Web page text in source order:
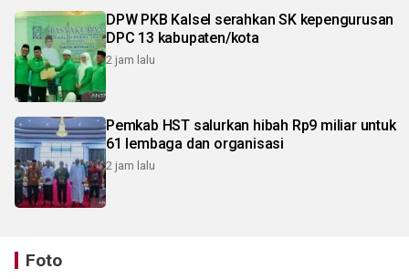
DPW PKB Kalsel serahkan SK kepengurusan
DPC 13 kabupaten/kota
2 jam lalu
Pemkab HST salurkan hibah Rp9 miliar untuk
61 lembaga dan organisasi
2 jam lalu
Foto